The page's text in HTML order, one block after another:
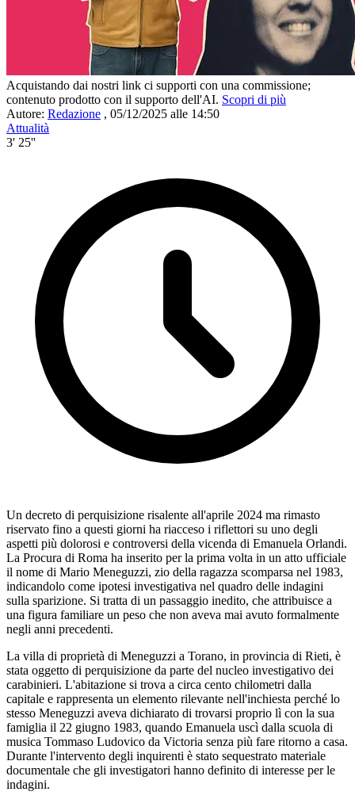
Acquistando dai nostri link ci supporti con una commissione;
contenuto prodotto con il supporto dell'AI. Scopri di più
Autore: Redazione , 05/12/2025 alle 14:50
Attualità
3' 25''
Un decreto di perquisizione risalente all'aprile 2024 ma rimasto
riservato fino a questi giorni ha riacceso i riflettori su uno degli
aspetti più dolorosi e controversi della vicenda di Emanuela Orlandi.
La Procura di Roma ha inserito per la prima volta in un atto ufficiale
il nome di Mario Meneguzzi, zio della ragazza scomparsa nel 1983,
indicandolo come ipotesi investigativa nel quadro delle indagini
sulla sparizione. Si tratta di un passaggio inedito, che attribuisce a
una figura familiare un peso che non aveva mai avuto formalmente
negli anni precedenti.
La villa di proprietà di Meneguzzi a Torano, in provincia di Rieti, è
stata oggetto di perquisizione da parte del nucleo investigativo dei
carabinieri. L'abitazione si trova a circa cento chilometri dalla
capitale e rappresenta un elemento rilevante nell'inchiesta perché lo
stesso Meneguzzi aveva dichiarato di trovarsi proprio lì con la sua
famiglia il 22 giugno 1983, quando Emanuela uscì dalla scuola di
musica Tommaso Ludovico da Victoria senza più fare ritorno a casa.
Durante l'intervento degli inquirenti è stato sequestrato materiale
documentale che gli investigatori hanno definito di interesse per le
indagini.